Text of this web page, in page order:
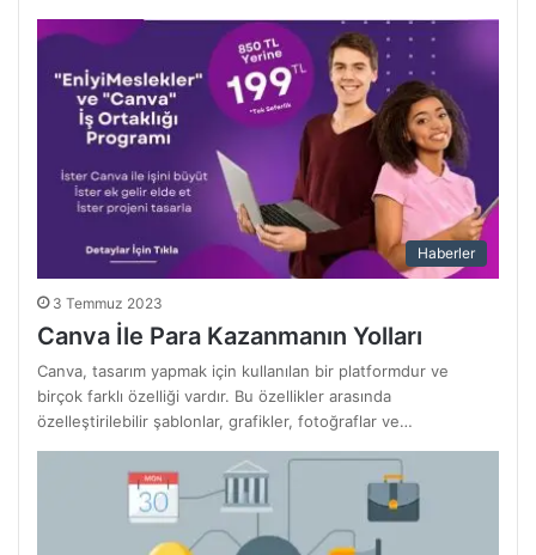
Haberler
3 Temmuz 2023
Canva İle Para Kazanmanın Yolları
Canva, tasarım yapmak için kullanılan bir platformdur ve
birçok farklı özelliği vardır. Bu özellikler arasında
özelleştirilebilir şablonlar, grafikler, fotoğraflar ve…